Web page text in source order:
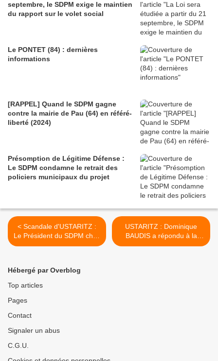
septembre, le SDPM exige le maintien
du rapport sur le volet social
Le PONTET (84) : dernières
informations
[RAPPEL] Quand le SDPM gagne
contre la mairie de Pau (64) en référé-
liberté (2024)
Présomption de Légitime Défense :
Le SDPM condamne le retrait des
policiers municipaux du projet
< Scandale d'USTARITZ :
Le Président du SDPM chez
Bourdin sur RMC
USTARITZ : Dominique
BAUDIS a répondu à la
demande du SDPM en
Hébergé par Overblog
Top articles
Pages
Contact
Signaler un abus
C.G.U.